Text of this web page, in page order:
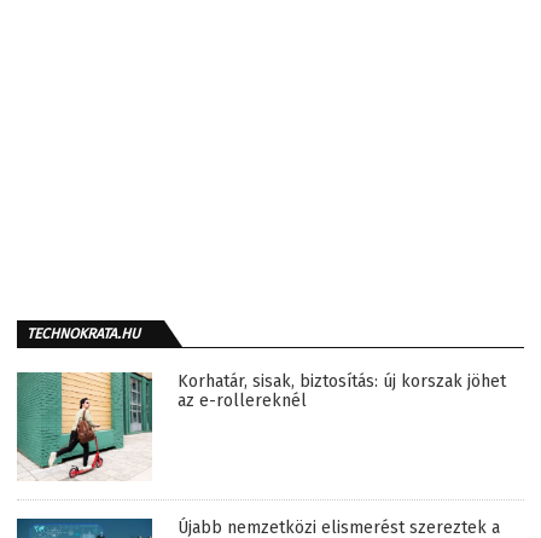
TECHNOKRATA.HU
Korhatár, sisak, biztosítás: új korszak jöhet
az e-rollereknél
Újabb nemzetközi elismerést szereztek a